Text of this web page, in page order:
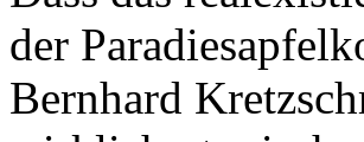
der
Bernhard